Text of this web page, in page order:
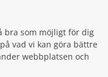
bra som möjligt för dig
vad vi kan göra bättre
webbplatsen och